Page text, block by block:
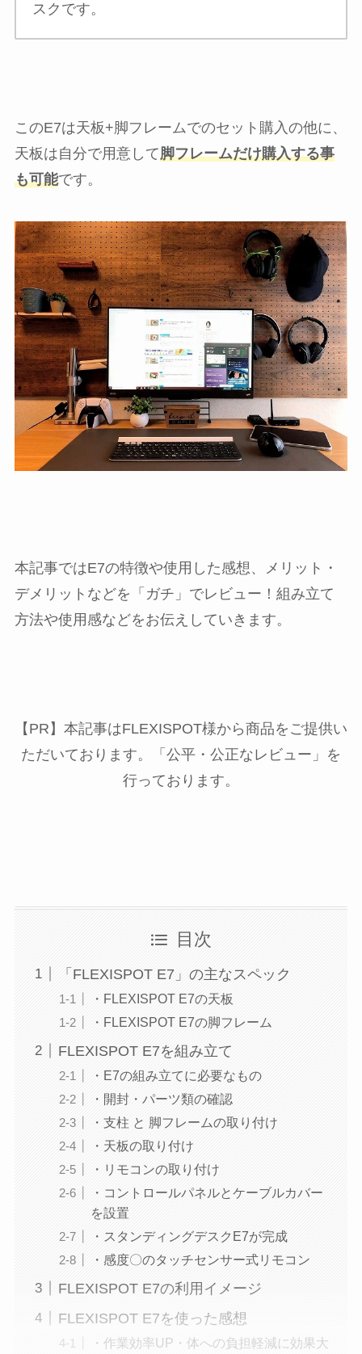
スクです。
このE7は天板+脚フレームでのセット購入の他に、
天板は自分で用意して脚フレームだけ購入する事
も可能です。
本記事ではE7の特徴や使用した感想、メリット・
デメリットなどを「ガチ」でレビュー！組み立て
方法や使用感などをお伝えしていきます。
【PR】本記事はFLEXISPOT様から商品をご提供い
ただいております。「公平・公正なレビュー」を
行っております。
目次
「FLEXISPOT E7」の主なスペック
・FLEXISPOT E7の天板
・FLEXISPOT E7の脚フレーム
FLEXISPOT E7を組み立て
・E7の組み立てに必要なもの
・開封・パーツ類の確認
・支柱 と 脚フレームの取り付け
・天板の取り付け
・リモコンの取り付け
・コントロールパネルとケーブルカバー
を設置
・スタンディングデスクE7が完成
・感度〇のタッチセンサー式リモコン
FLEXISPOT E7の利用イメージ
FLEXISPOT E7を使った感想
・作業効率UP・体への負担軽減に効果大